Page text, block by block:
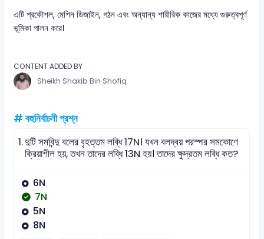
এটি প্রকৌশল, মেশিন ডিজাইন, গঠন এবং অন্যান্য শারীরিক কাজের মধ্যে গুরুত্বপূর্ণ
ভূমিকা পালন করে।
CONTENT ADDED BY
Sheikh Shakib Bin Shofiq
# বহুনির্বাচনী প্রশ্ন
1.দুটি সমবিন্দু বলের বৃহত্তম লব্ধি 17N। যখন বলদ্বয় পরস্পর সমকোণে
ক্রিয়াশীল হয়, তখন তাদের লব্ধি 13N হয়। তাদের ক্ষুদ্রতম লব্ধি কত?
6N
7N
5N
8N